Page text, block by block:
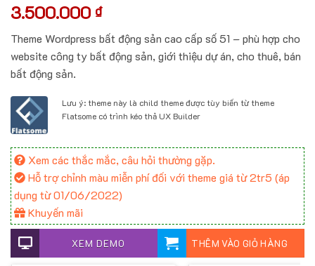
3.500.000 ₫
Theme Wordpress bất động sản cao cấp số 51 – phù hợp cho
website công ty bất động sản, giới thiệu dự án, cho thuê, bán
bất động sản.
Lưu ý: theme này là child theme được tùy biến từ theme
Flatsome có trình kéo thả UX Builder
Xem các thắc mắc, câu hỏi thường gặp.
Hỗ trợ chỉnh màu miễn phí đối với theme giá từ 2tr5 (áp
dụng từ 01/06/2022)
Khuyến mãi
XEM DEMO THÊM VÀO GIỎ HÀNG